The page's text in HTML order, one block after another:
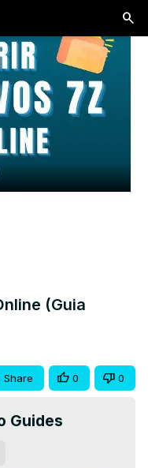
(Guia
Share 0 0
Guides